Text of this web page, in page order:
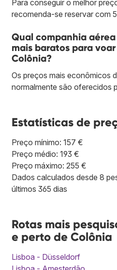
Para conseguir o melhor
recomenda-se reservar com
Qual companhia
mais baratos para
Colônia?
Os preços mais econômicos
normalmente são oferecidos
Estatísticas de
Preço mínimo: 157 €
Preço médio: 193 €
Preço máximo: 255 €
Dados calculados desde 8
últimos 365 dias
Rotas mais
e perto de Colônia
Lisboa - Düsseldorf